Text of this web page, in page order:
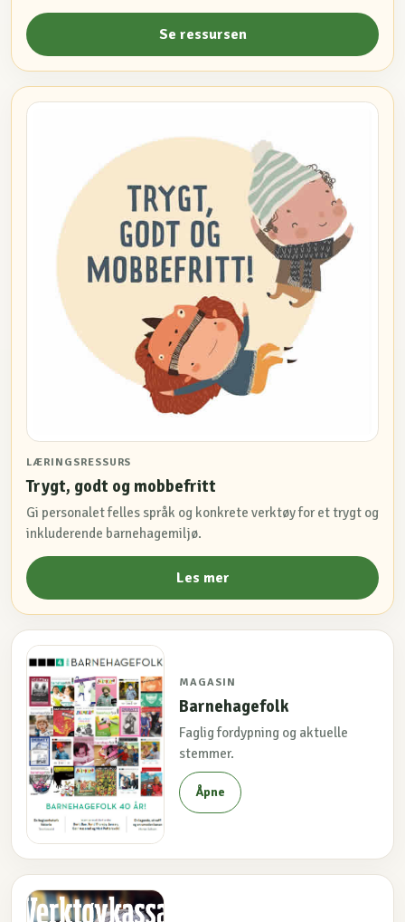
Se ressursen
LÆRINGSRESSURS
Trygt, godt og mobbefritt
Gi personalet felles språk og konkrete verktøy for et trygt og
inkluderende barnehagemiljø.
Les mer
MAGASIN
Barnehagefolk
Faglig fordypning og aktuelle
stemmer.
Åpne